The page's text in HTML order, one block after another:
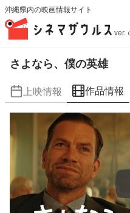
沖縄県内の映画情報サイト
ver.
さよなら、僕の英雄
上映情報 作品情報